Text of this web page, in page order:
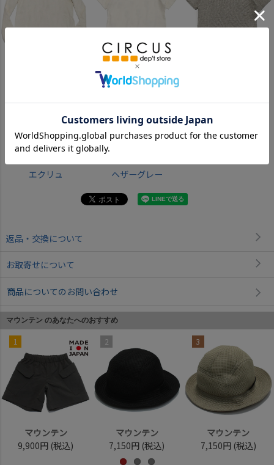
エクリュ
エクリュ ヘザーグレー
返品・交換について
お取寄せについて
商品についてのお問い合わせ
マウンテン のあなたへのおすすめ
1
マウンテン
9,900円 (税込)
2
マウンテン
7,150円 (税込)
3
マウンテン
7,150円 (税込)